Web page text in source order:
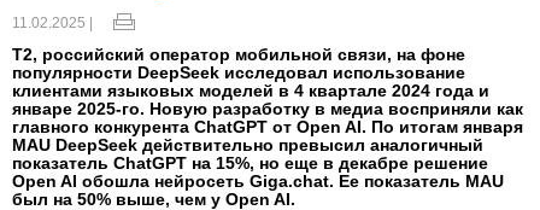
11.02.2025 |
T2, российский оператор мобильной связи, на фоне
популярности DeepSeek исследовал использование
клиентами языковых моделей в 4 квартале 2024 года и
январе 2025-го. Новую разработку в медиа восприняли как
главного конкурента ChatGPT от Open AI. По итогам января
MAU DeepSeek действительно превысил аналогичный
показатель ChatGPT на 15%, но еще в декабре решение
Open AI обошла нейросеть Giga.chat. Ее показатель MAU
был на 50% выше, чем у Open AI.